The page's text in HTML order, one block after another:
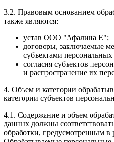
3.2. Правовым основанием
также являются:
устав ООО "Афалина Е";
договоры, заключаемые
субъектами
согласия субъектов
и распространение их
4. Объем и категории
категории субъектов
4.1. Содержание и объем
данных должны
обработки, предусмотренным в